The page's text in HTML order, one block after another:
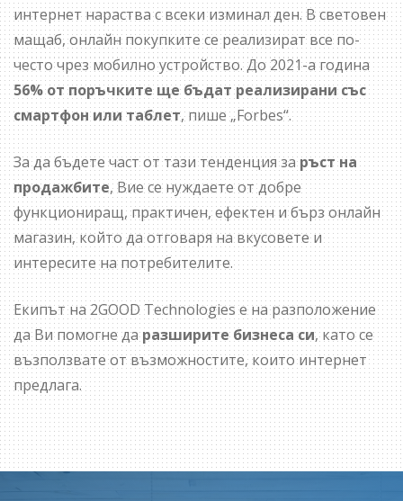
интернет нараства с всеки изминал ден. В световен
мащаб, онлайн покупките се реализират все по-
често чрез мобилно устройство. До 2021-а година
56% от поръчките ще бъдат реализирани със
смартфон или таблет, пише „Forbes“.
За да бъдете част от тази тенденция заръст на
продажбите, Вие се нуждаете от добре
функциониращ, практичен, ефектен и бърз онлайн
магазин, който да отговаря на вкусовете и
интересите на потребителите.
Екипът на 2GOOD Technologies е на разположение
да Ви помогне даразширите бизнеса си, като се
възползвате от възможностите, които интернет
предлага.